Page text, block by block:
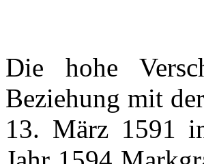
Die hohe
Beziehung mit der
13. März1591